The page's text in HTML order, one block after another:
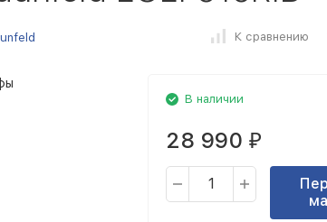
К сравнению
В наличии
28 990 ₽